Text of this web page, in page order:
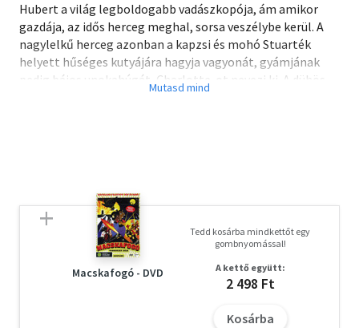
Hubert a világ legboldogabb vadászkopója, ám amikor
gazdája, az idős herceg meghal, sorsa veszélybe kerül. A
nagylelkű herceg azonban a kapzsi és mohó Stuarték
helyett hűséges kutyájára hagyja vagyonát, gyámjának
pedig bájos unokahúgát, Charlotte-ot nevezi ki. A dühös
F/6825/J
Macskafogó - DVD
Tedd kosárba mindkettőt egy
gombnyomással!
A kettő együtt:
2 498 Ft
Kosárba